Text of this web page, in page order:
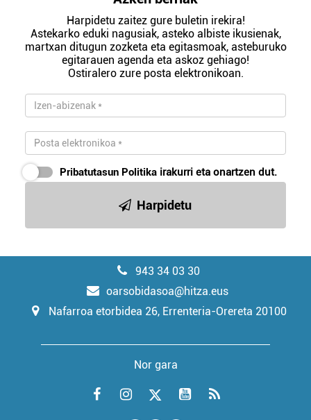
Harpidetu zaitez gure buletin irekira!
Astekarko eduki nagusiak, asteko albiste ikusienak,
martxan ditugun zozketa eta egitasmoak, asteburuko
egitarauen agenda eta askoz gehiago!
Ostiralero zure posta elektronikoan.
Pribatutasun Politika irakurri eta onartzen dut.
Harpidetu
943 34 03 30
oarsobidasoa@hitza.eus
Nafarroa etorbidea 26, Errenteria-Orereta 20100
Nor gara